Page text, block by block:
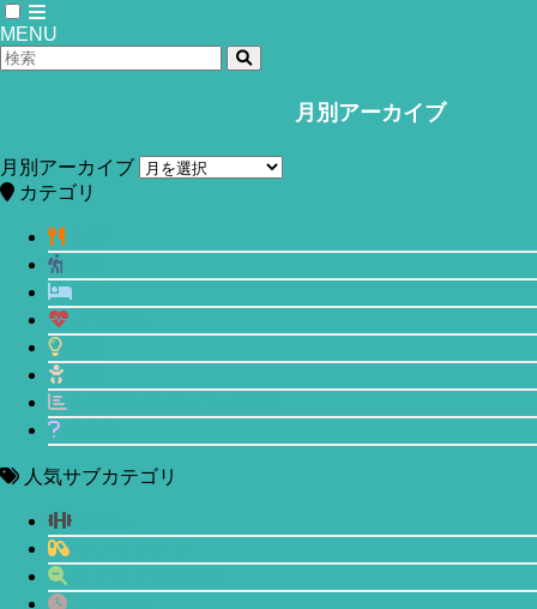
MENU
月別アーカイブ
月別アーカイブ
カテゴリ
人気サブカテゴリ
170種類を食べた鯖缶マニアが選ぶ！
SSKセールスのサバ缶ランキングベス
ト5
2018年3月14日